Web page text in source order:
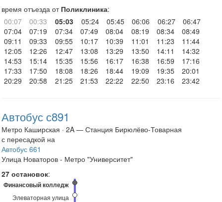
время отъезда от Поликлиника:
00:07
00:33 05:03 05:24 05:45 06:06 06:27
06:47
07:04
07:19 07:34 07:49 08:04 08:19 08:34
08:49
09:11
09:33 09:55 10:17 10:39 11:01 11:23
11:44
12:05
12:26 12:47 13:08 13:29 13:50 14:11
14:32
14:53
15:14 15:35 15:56 16:17 16:38 16:59
17:16
17:33
17:50 18:08 18:26 18:44 19:09 19:35
20:01
20:29
20:58 21:25 21:53 22:22 22:50 23:16 23:42
Автобус с891
Метро Каширская · 2A — Станция Бирюлёво-Товарная
с пересадкой на
Автобус 661
Улица Новаторов - Метро "Университет"
27 остановок:
Финансовый колледж
Элеваторная улица